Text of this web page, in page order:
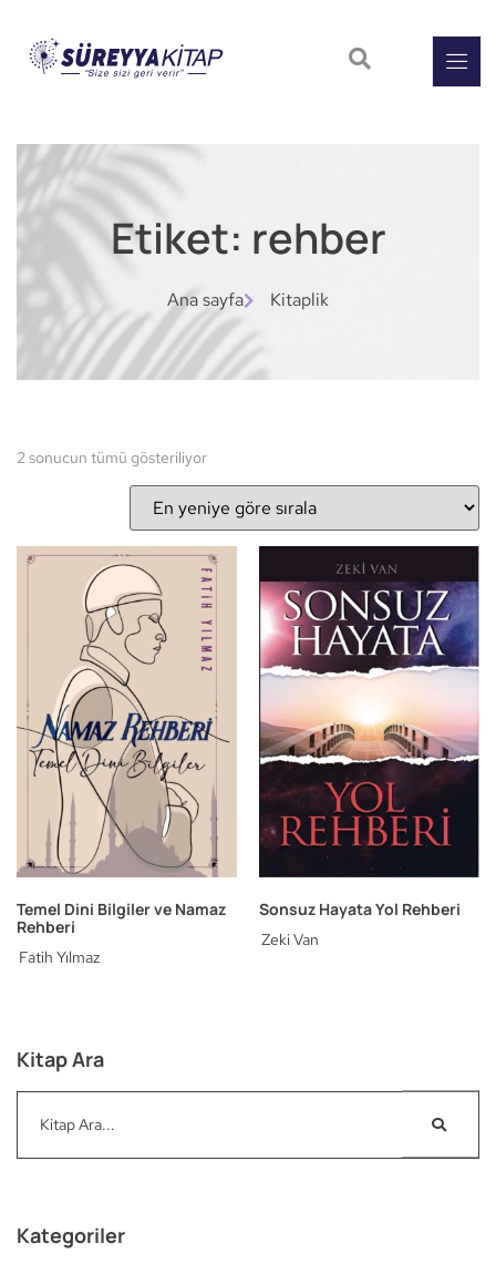
Etiket: rehber
Ana sayfa Kitaplik
Kitap Ara
Kategoriler
2 sonucun tümü gösteriliyor
Temel Dini Bilgiler ve Namaz
Rehberi
Fatih Yılmaz
Sonsuz Hayata Yol Rehberi
Zeki Van